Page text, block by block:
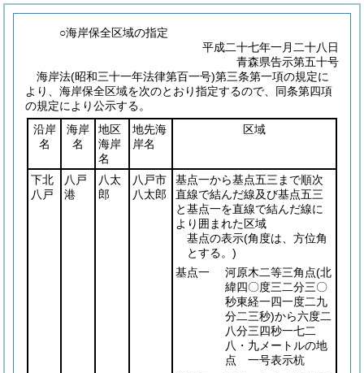
○海岸保全区域の指定
平成二十七年一月二十八日
青森県告示第五十号
海岸法(昭和三十一年法律第百一号)第三条第一項の規定に
より、海岸保全区域を次のとおり指定するので、同条第四項
の規定により公示する。
沿岸
名
海岸
名
地区
海岸
名
地先海
岸名
区域
下北
八戸
八戸
港
八太
郎
八戸市
八太郎
基点一から基点五三まで順次
直線で結んだ線及び基点五三
と基点一を直線で結んだ線に
より囲まれた区域
基点の表示(角度は、方位角
とする。)
基点一
河原木二等三角点(北
緯四〇度三二分三〇
秒東経一四一度二九
分二三秒)から六度二
八分三四秒一七二
八・九メートルの地
点 一号表示杭